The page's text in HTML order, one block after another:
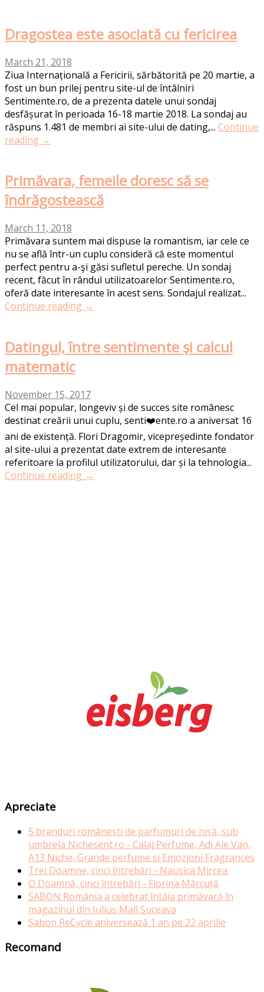
Dragostea este asociată cu fericirea
March 21, 2018
Ziua Internațională a Fericirii, sărbătorită pe 20 martie, a
fost un bun prilej pentru site-ul de întâlniri
Sentimente.ro, de a prezenta datele unui sondaj
desfășurat în perioada 16-18 martie 2018. La sondaj au
răspuns 1.481 de membri ai site-ului de dating,... Continue
reading →
Primăvara, femeile doresc să se
îndrăgostească
March 11, 2018
Primăvara suntem mai dispuse la romantism, iar cele ce
nu se află într-un cuplu consideră că este momentul
perfect pentru a-şi găsi sufletul pereche. Un sondaj
recent, făcut în rândul utilizatoarelor Sentimente.ro,
oferă date interesante în acest sens. Sondajul realizat...
Continue reading →
Datingul, între sentimente și calcul
matematic
November 15, 2017
Cel mai popular, longeviv și de succes site românesc
destinat creării unui cuplu, senti❤️ente.ro a aniversat 16
ani de existență. Flori Dragomir, vicepreședinte fondator
al site-ului a prezentat date extrem de interesante
referitoare la profilul utilizatorului, dar și la tehnologia...
Continue reading →
Apreciate
5 branduri românești de parfumuri de nișă, sub
umbrela Nichesent.ro - Calaj Perfume, Adi Ale Van,
A13 Niche, Grande perfume si Emozioni Fragrances
Trei Doamne, cinci întrebări - Nausica Mircea
O Doamnă, cinci întrebări - Florina Mărcuță
SABON România a celebrat întâia primăvară în
magazinul din Iulius Mall Suceava
Sabon ReCycle aniversează 1 an pe 22 aprilie
Recomand